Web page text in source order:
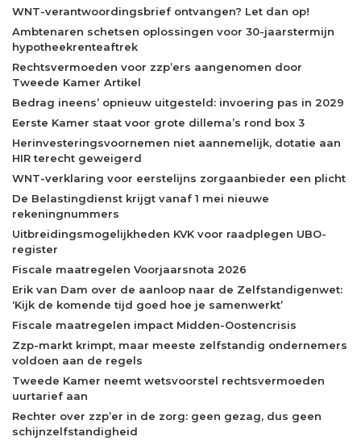
WNT-verantwoordingsbrief ontvangen? Let dan op!
Ambtenaren schetsen oplossingen voor 30-jaarstermijn
hypotheekrenteaftrek
Rechtsvermoeden voor zzp’ers aangenomen door
Tweede Kamer Artikel
Bedrag ineens’ opnieuw uitgesteld: invoering pas in 2029
Eerste Kamer staat voor grote dillema’s rond box 3
Herinvesteringsvoornemen niet aannemelijk, dotatie aan
HIR terecht geweigerd
WNT-verklaring voor eerstelijns zorgaanbieder een plicht
De Belastingdienst krijgt vanaf 1 mei nieuwe
rekeningnummers
Uitbreidingsmogelijkheden KVK voor raadplegen UBO-
register
Fiscale maatregelen Voorjaarsnota 2026
Erik van Dam over de aanloop naar de Zelfstandigenwet:
‘Kijk de komende tijd goed hoe je samenwerkt’
Fiscale maatregelen impact Midden-Oostencrisis
Zzp-markt krimpt, maar meeste zelfstandig ondernemers
voldoen aan de regels
Tweede Kamer neemt wetsvoorstel rechtsvermoeden
uurtarief aan
Rechter over zzp’er in de zorg: geen gezag, dus geen
schijnzelfstandigheid